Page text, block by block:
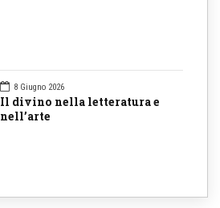
8 Giugno 2026
Il divino nella letteratura e
nell’arte